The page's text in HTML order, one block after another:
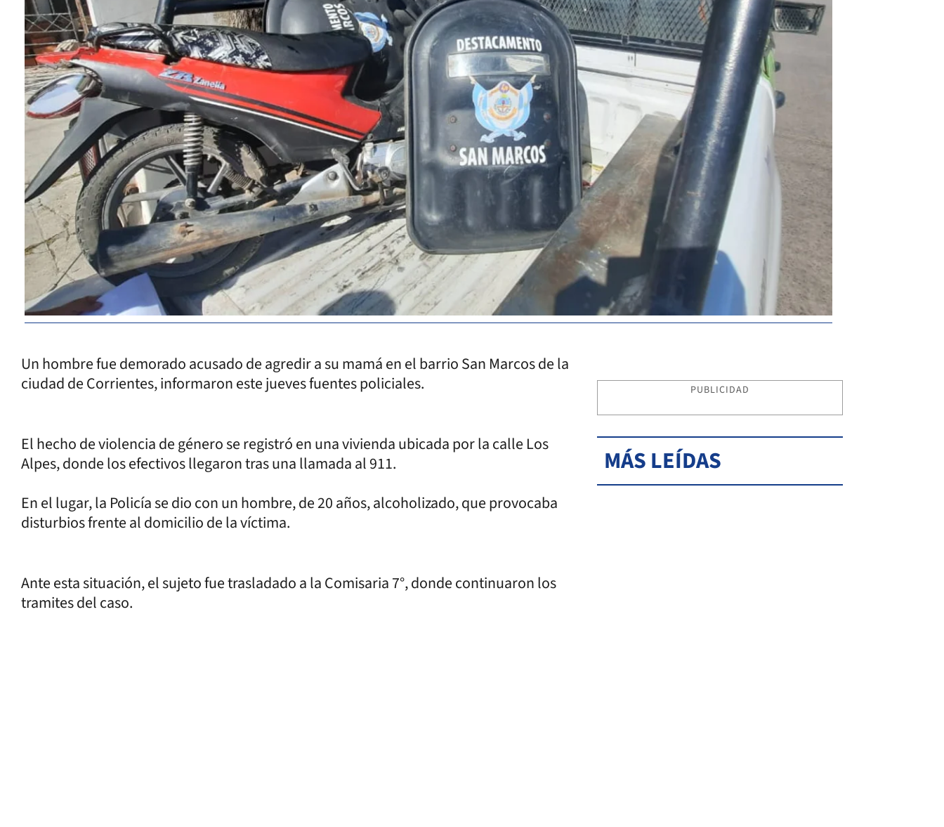
Un hombre fue demorado acusado de agredir a su mamá en el barrio San Marcos de la
ciudad de Corrientes, informaron este jueves fuentes policiales.
El hecho de violencia de género se registró en una vivienda ubicada por la calle Los
Alpes, donde los efectivos llegaron tras una llamada al 911.
En el lugar, la Policía se dio con un hombre, de 20 años, alcoholizado, que provocaba
disturbios frente al domicilio de la víctima.
Ante esta situación, el sujeto fue trasladado a la Comisaria 7°, donde continuaron los
tramites del caso.
PUBLICIDAD
MÁS LEÍDAS